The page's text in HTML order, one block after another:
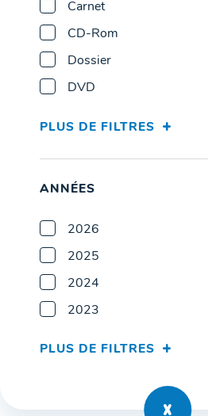
Carnet
CD-Rom
Dossier
DVD
PLUS DE FILTRES
ANNÉES
2026
2025
2024
2023
PLUS DE FILTRES